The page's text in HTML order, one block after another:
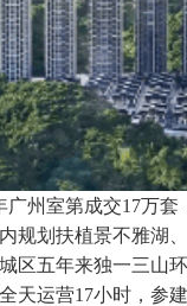
广州室第成交17万套
规划扶植景不雅湖
区五年来独一三山
天运营17小时，参